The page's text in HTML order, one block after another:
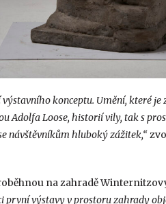
konceptu. Umění, které je
Adolfa Loose, historií vily, tak s
návštěvníkům hluboký zážitek,“
na zahradě
první výstavy v prostoru zahrady